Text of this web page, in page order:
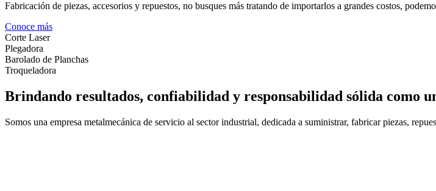
Fabricación de piezas, accesorios y repuestos, no busques más tratando de importarlos a grandes costos,
Conoce más
Corte Laser
Plegadora
Barolado de Planchas
Troqueladora
Brindando resultados, confiabilidad y responsabilidad sólida como
Somos una empresa metalmecánica de servicio al sector industrial, dedicada a suministrar, fabricar piezas,